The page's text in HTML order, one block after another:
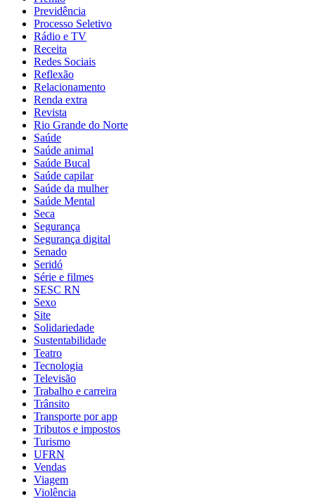
Previdência
Processo Seletivo
Rádio e TV
Receita
Redes Sociais
Reflexão
Relacionamento
Renda extra
Revista
Rio Grande do Norte
Saúde
Saúde animal
Saúde Bucal
Saúde capilar
Saúde da mulher
Saúde Mental
Seca
Segurança
Segurança digital
Senado
Seridó
Série e filmes
SESC RN
Sexo
Site
Solidariedade
Sustentabilidade
Teatro
Tecnologia
Televisão
Trabalho e carreira
Trânsito
Transporte por app
Tributos e impostos
Turismo
UFRN
Vendas
Viagem
Violência